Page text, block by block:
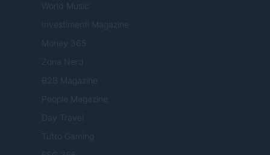
World Music
Investimenti Magazine
Money 365
Zona Nerd
B2B Magazine
People Magazine
Day Travel
Tutto Gaming